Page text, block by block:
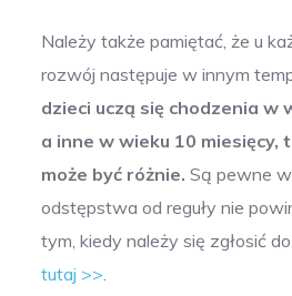
Należy także pamiętać, że u
rozwój następuje w innym
dzieci uczą się chodzenia w
a inne w wieku 10 miesięcy,
może być różnie. Są pewne
odstępstwa od reguły nie
tym, kiedy należy się zgłosić
tutaj >>.